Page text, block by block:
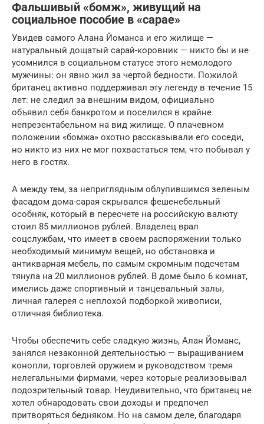
Фальшивый «бомж», живущий на
социальное пособие в «сарае»
Увидев самого Алана Йоманса и его жилище —
натуральный дощатый сарай-коровник — никто бы и не
усомнился в социальном статусе этого немолодого
мужчины: он явно жил за чертой бедности. Пожилой
британец активно поддерживал эту легенду в течение 15
лет: не следил за внешним видом, официально
объявил себя банкротом и поселился в крайне
непрезентабельном на вид жилище. О плачевном
положении «бомжа» охотно рассказывали его соседи,
но никто из них не мог похвастаться тем, что побывал у
него в гостях.
А между тем, за неприглядным облупившимся зеленым
фасадом дома-сарая скрывался фешенебельный
особняк, который в пересчете на российскую валюту
стоил 85 миллионов рублей. Владелец врал
соцслужбам, что имеет в своем распоряжении только
необходимый минимум вещей, но обстановка и
антикварная мебель, по самым скромным подсчетам
тянула на 20 миллионов рублей. В доме было 6 комнат,
имелись даже спортивный и танцевальный залы,
личная галерея с неплохой подборкой живописи,
отличная библиотека.
Чтобы обеспечить себе сладкую жизнь, Алан Йоманс,
занялся незаконной деятельностью — выращиванием
конопли, торговлей оружием и руководством тремя
нелегальными фирмами, через которые реализовывал
подозрительный товар. Неудивительно, что британец не
хотел обнародовать свои доходы и предпочел
притворяться бедняком. Но на самом деле, благодаря